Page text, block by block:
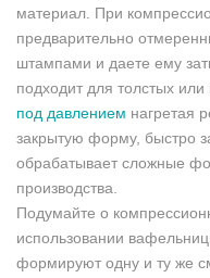
материал. При
предварительно
штампами и даете ему
подходит для толстых
под давлением нагретая
закрытую форму, быстро
обрабатывает сложные
производства.
Подумайте о
использовании
формируют одну и ту же